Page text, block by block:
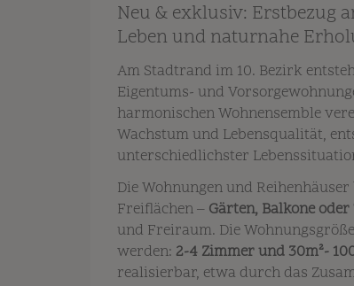
Neu & exklusiv: Erstbezug
Leben und naturnahe
Am Stadtrand im 10. Bezirk
Eigentums- und
harmonischen Wohnensemble
Wachstum und Lebensqualität,
unterschiedlichster
Die Wohnungen und
Freiflächen – Gärten, Balkone
und Freiraum. Die
werden: 2-4 Zimmer und 30m²-
realisierbar, etwa durch das